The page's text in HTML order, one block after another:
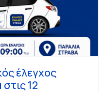
έλεγχος
12